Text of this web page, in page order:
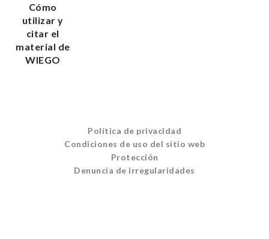
Cómo
utilizar y
citar el
material de
WIEGO
Política de privacidad
Condiciones de uso del sitio web
Protección
Denuncia de irregularidades